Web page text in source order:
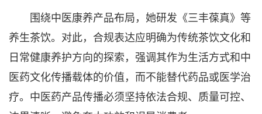
围绕中医康养产品布局，她研发《三丰葆真》等
养生茶饮。对此，合规表达应明确为传统茶饮文化和
日常健康养护方向的探索，强调其作为生活方式和中
医药文化传播载体的价值，而不能替代药品或医学治
疗。中医药产品传播必须坚持依法合规、质量可控、